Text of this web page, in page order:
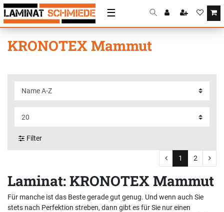
☰
KRONOTEX Mammut
Filter
1 2
Laminat: KRONOTEX Mammut
Für manche ist das Beste gerade gut genug. Und wenn auch Sie
stets nach Perfektion streben, dann gibt es für Sie nur einen